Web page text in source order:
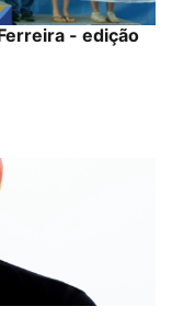
- edição